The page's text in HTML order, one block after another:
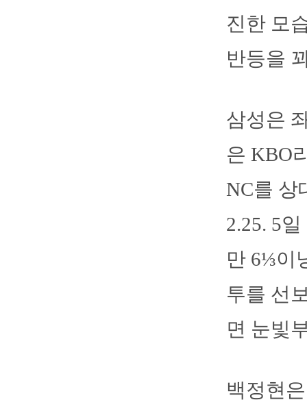
진한 모
반등을
삼성은
은 KBO
NC를 상
2.25. 5
만 6⅓이
투를 선
면 눈빛
백정현